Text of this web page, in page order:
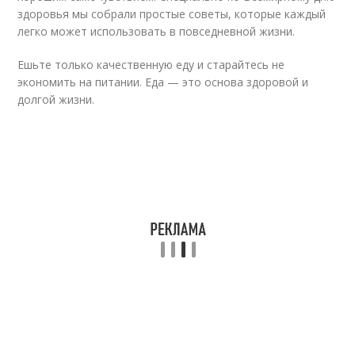
здоровья мы собрали простые советы, которые каждый
легко может использовать в повседневной жизни.
Ешьте только качественную еду и старайтесь не
экономить на питании. Еда — это основа здоровой и
долгой жизни.